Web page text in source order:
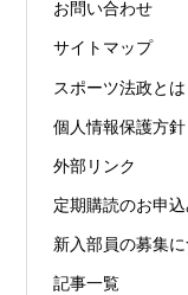
お問い合わせ
サイトマップ
スポーツ法政とは
個人情報保護方針
外部リンク
定期購読のお申
新入部員の募集
記事一覧